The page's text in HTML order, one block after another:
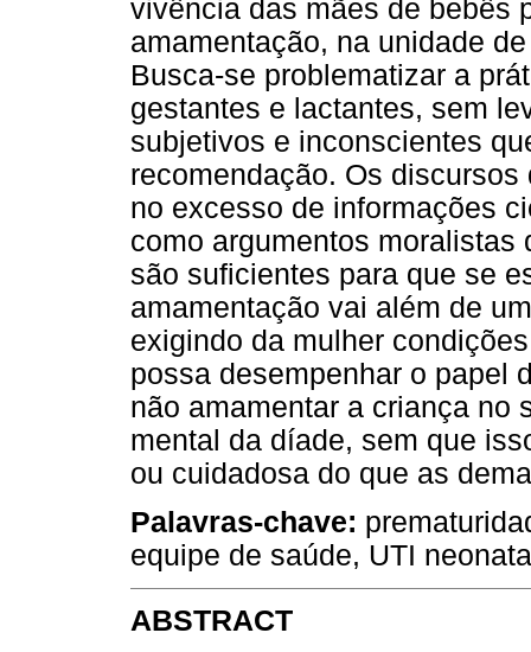
vivência das mães de bebês
amamentação, na unidade
Busca-se problematizar a
gestantes e lactantes, sem
subjetivos e inconscientes
recomendação. Os
no excesso de informações
como argumentos
são suficientes para que se
amamentação vai além de
exigindo da mulher
possa desempenhar o papel
não amamentar a criança no
mental da díade, sem que
ou cuidadosa do que as
Palavras-chave:
equipe de saúde, UTI
ABSTRACT